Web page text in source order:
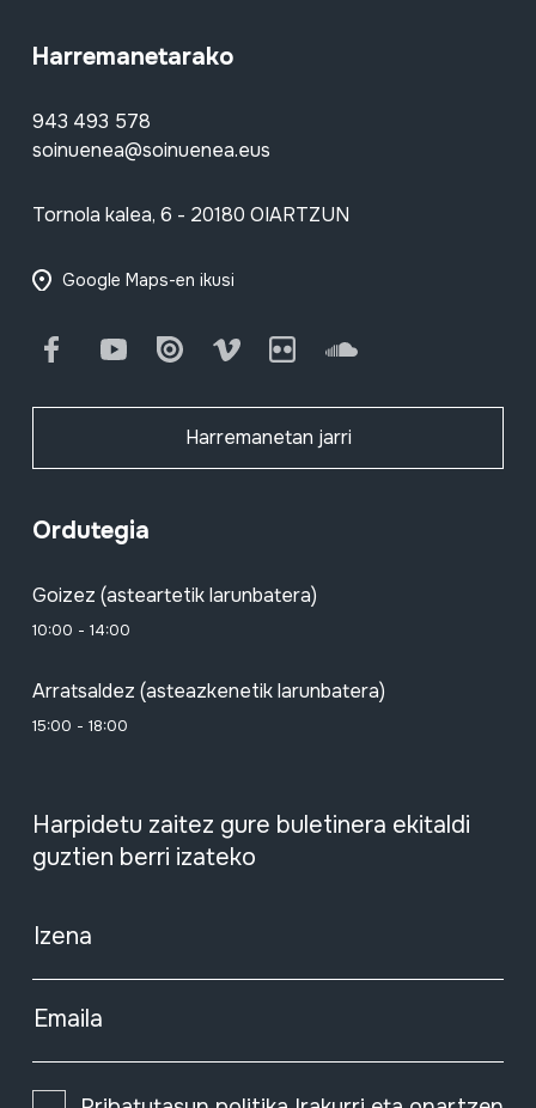
Harremanetarako
943 493 578
soinuenea@soinuenea.eus
Tornola kalea, 6 - 20180 OIARTZUN
Google Maps-en ikusi
FacebookYoutube Issuu Vimeo Flickr SoundCloud
Harremanetan jarri
Ordutegia
Goizez (asteartetik larunbatera)
10:00 - 14:00
Arratsaldez (asteazkenetik larunbatera)
15:00 - 18:00
Harpidetu zaitez gure buletinera ekitaldi
guztien berri izateko
Izena
Emaila